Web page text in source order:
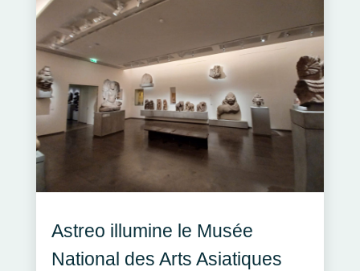
Astreo illumine le Musée
National des Arts Asiatiques